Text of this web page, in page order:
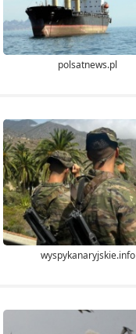
polsatnews.pl
wyspykanaryjskie.info